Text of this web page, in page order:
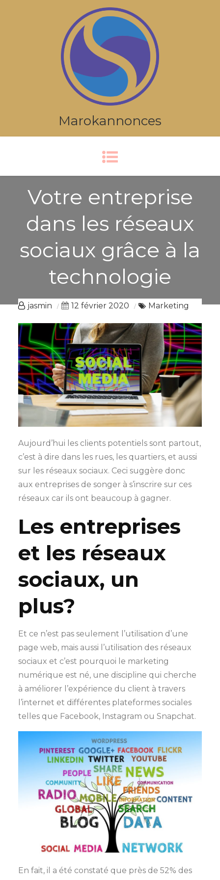
Marokannonces
Votre entreprise
dans les réseaux
sociaux grâce à la
technologie
jasmin 12 février 2020 Marketing
Aujourd’hui les clients potentiels sont partout,
c’est à dire dans les rues, les quartiers, et aussi
sur les réseaux sociaux. Ceci suggère donc
aux entreprises de songer à s’inscrire sur ces
réseaux car ils ont beaucoup à gagner.
Les entreprises
et les réseaux
sociaux, un
plus?
Et ce n’est pas seulement l’utilisation d’une
page web, mais aussi l’utilisation des réseaux
sociaux et c’est pourquoi le marketing
numérique est né, une discipline qui cherche
à améliorer l’expérience du client à travers
l’internet et différentes plateformes sociales
telles que Facebook, Instagram ou Snapchat.
En fait, il a été constaté que près de 52% des